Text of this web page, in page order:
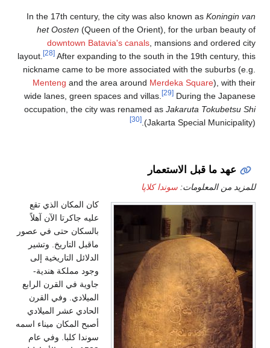
In the 17th century, the city was also known as Koningin van
het Oosten (Queen of the Orient), for the urban beauty of
downtown Batavia's canals , mansions and ordered city
layout.
[28] After expanding to the south in the 19th century, this
nickname came to be more associated with the suburbs (e.g.
Menteng and the area around Merdeka Square), with their
wide lanes, green spaces and villas.
[29] During the Japanese
occupation, the city was renamed as Jakaruta Tokubetsu Shi
(Jakarta Special Municipality).
[30]
عهد ما قبل الاستعمار
للمزيد من المعلومات: سوندا كلاپا
كان المكان الذي تقع
عليه جاكرتا الآن آهلاً
بالسكان حتى في عصور
ماقبل التاريخ. وتشير
الدلائل التاريخية إلى
وجود مملكة هندية-
جاوية في القرن الرابع
الميلادي. وفي القرن
الحادي عشر الميلادي
أصبح المكان ميناء اسمه
سوندا كلبا. وفي عام